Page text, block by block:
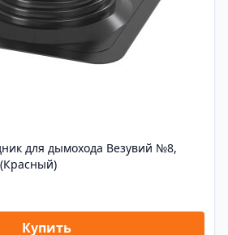
для дымохода Везувий №8,
Купить